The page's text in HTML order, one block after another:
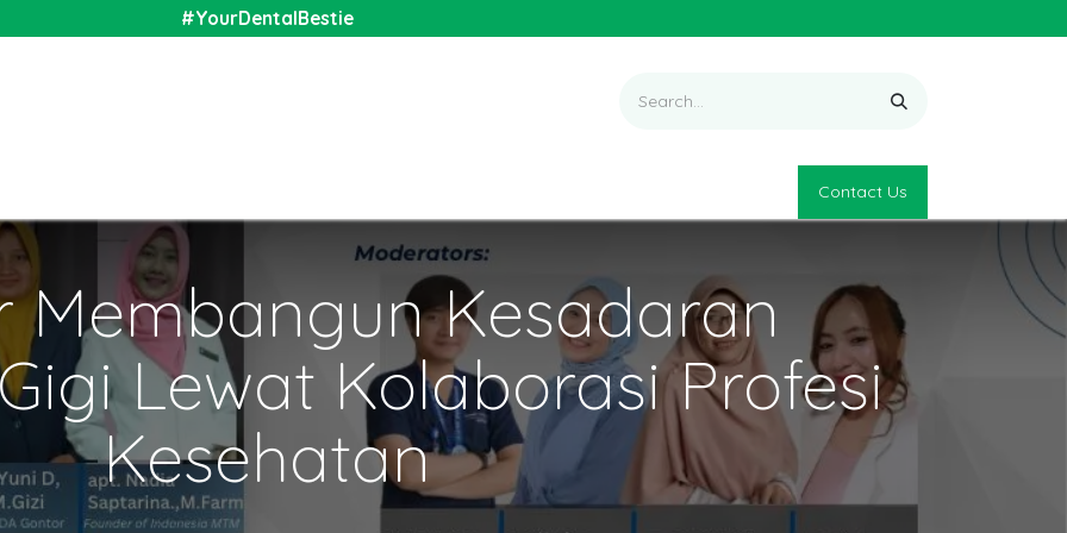
#YourDentalBestie
Contact Us
Membangun Kesadaran
Lewat Kolaborasi Profesi
Kesehatan